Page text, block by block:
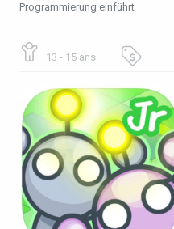
Programmierung einführt
13 - 15 ans